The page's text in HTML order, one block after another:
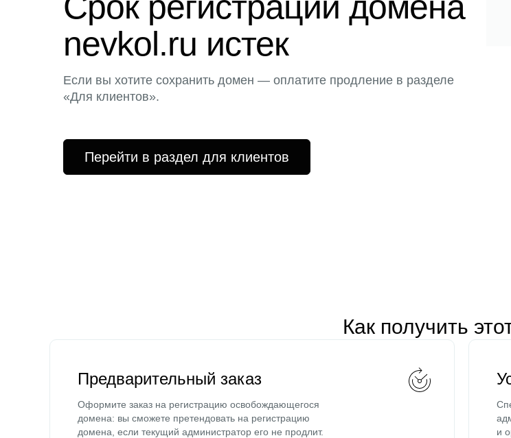
nevkol.ru истек
Если вы хотите сохранить домен — оплатите продление в разделе
«Для клиентов».
Перейти в раздел для клиентов
Как получить
Предварительный заказ
Оформите заказ на регистрацию освобождающегося
домена: вы сможете претендовать на регистрацию
домена, если текущий администратор его не продлит.
и